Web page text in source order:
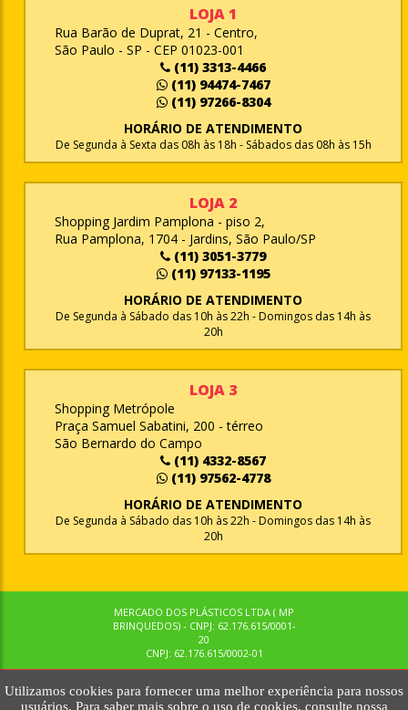
Utilizamos cookies para fornecer uma melhor experiência para nossos
usuários. Para saber mais sobre o uso de cookies, consulte nossa
LOJA 1
Rua Barão de Duprat, 21 - Centro,
São Paulo - SP - CEP 01023-001
(11) 3313-4466
(11) 94474-7467
(11) 97266-8304
HORÁRIO DE ATENDIMENTO
De Segunda à Sexta das 08h às 18h - Sábados das 08h às 15h
LOJA 2
Shopping Jardim Pamplona - piso 2,
Rua Pamplona, 1704 - Jardins, São Paulo/SP
(11) 3051-3779
(11) 97133-1195
HORÁRIO DE ATENDIMENTO
De Segunda à Sábado das 10h às 22h - Domingos das 14h às
20h
LOJA 3
Shopping Metrópole
Praça Samuel Sabatini, 200 - térreo
São Bernardo do Campo
(11) 4332-8567
(11) 97562-4778
HORÁRIO DE ATENDIMENTO
De Segunda à Sábado das 10h às 22h - Domingos das 14h às
20h
MERCADO DOS PLÁSTICOS LTDA ( MP
BRINQUEDOS) - CNPJ: 62.176.615/0001-
20
CNPJ: 62.176.615/0002-01
© MPBRINQUEDOS. TODOS OS DIREITOS RESERVADOS. MKTNOW